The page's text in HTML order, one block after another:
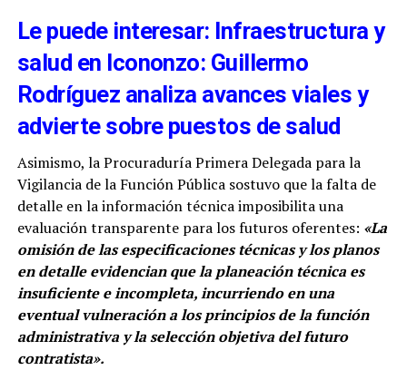
Le puede interesar: Infraestructura y
salud en Icononzo: Guillermo
Rodríguez analiza avances viales y
advierte sobre puestos de salud
Asimismo, la Procuraduría Primera Delegada para la
Vigilancia de la Función Pública sostuvo que la falta de
detalle en la información técnica imposibilita una
evaluación transparente para los futuros oferentes: «La
omisión de las especificaciones técnicas y los planos
en detalle evidencian que la planeación técnica es
insuficiente e incompleta, incurriendo en una
eventual vulneración a los principios de la función
administrativa y la selección objetiva del futuro
contratista».